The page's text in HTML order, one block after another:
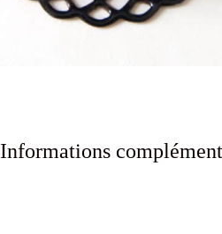
Informations